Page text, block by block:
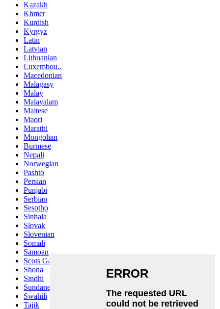
Kazakh
Khmer
Kurdish
Kyrgyz
Latin
Latvian
Lithuanian
Luxembou..
Macedonian
Malagasy
Malay
Malayalam
Maltese
Maori
Marathi
Mongolian
Burmese
Nepali
Norwegian
Pashto
Persian
Punjabi
Serbian
Sesotho
Sinhala
Slovak
Slovenian
Somali
Samoan
Scots Gaelic
Shona
Sindhi
Sundanese
Swahili
Tajik